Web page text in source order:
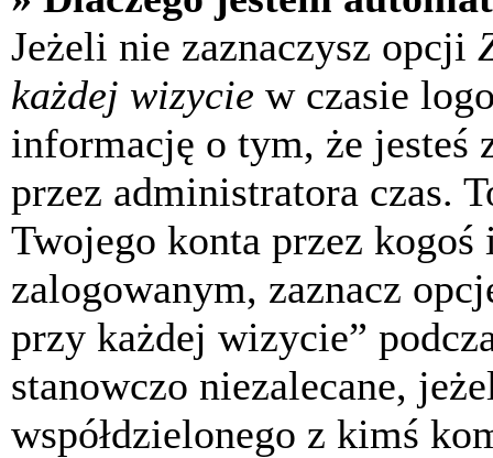
Jeżeli nie zaznaczysz opcji
każdej wizycie w czasie
informację o tym, że jesteś
przez administratora czas.
Twojego konta przez kogoś
zalogowanym, zaznacz
przy każdej wizycie”
stanowczo niezalecane,
współdzielonego z kimś